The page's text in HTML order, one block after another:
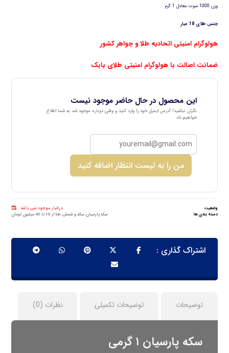
وزن 1000 سوت معادل 1 گرم
جنس طلای 18 عیار
هولوگرام امنیتی اتحادیه طلا و جواهر کشور
ضمانت اصالت با هولوگرام امنیتی طلای بابک
این محصول در حال حاضر موجود نیست
نگران نباشید! آدرس ایمیل خود را وارد کنید و وقتی دوباره موجود شد به شما اطلاع
خواهیم داد
من را به لیست انتظار اضافه کنید
وضعیت
در انبار موجود نمی باشد
دسته بندی ها
سکه پارسیان,سکه و شمش, طلا از 10 تا 40 میلیون تومان
توضیحات توضیحات تکمیلی نظرات (0)
سکه پارسیان ۱ گرمی